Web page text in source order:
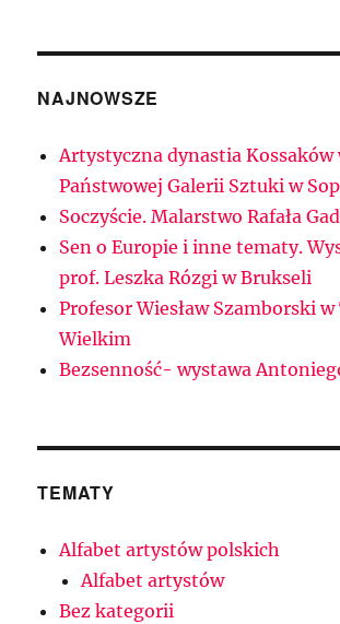
NAJNOWSZE
Artystyczna dynastia Kossaków
Państwowej Galerii Sztuki w
Soczyście. Malarstwo Rafała
Sen o Europie i inne tematy.
prof. Leszka Rózgi w Brukseli
Profesor Wiesław Szamborski
Wielkim
Bezsenność- wystawa
TEMATY
Alfabet artystów polskich
Alfabet artystów
Bez kategorii